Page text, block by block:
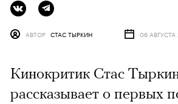
АВТОР СТАС ТЫРКИН 06 АВГУСТА
Кинокритик Стас
рассказывает о первых